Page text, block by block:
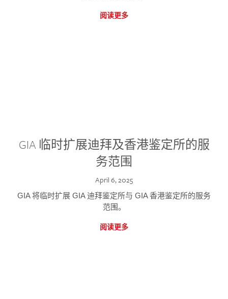
阅读更多
GIA 临时扩展迪拜及香港鉴定所的服
务范围
April 6, 2025
GIA 将临时扩展 GIA 迪拜鉴定所与 GIA 香港鉴定所的服务
范围。
阅读更多